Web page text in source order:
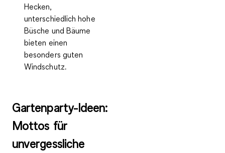
Hecken,
unterschiedlich hohe
Büsche und Bäume
bieten einen
besonders guten
Windschutz.
Gartenparty-Ideen:
Mottos für
unvergessliche